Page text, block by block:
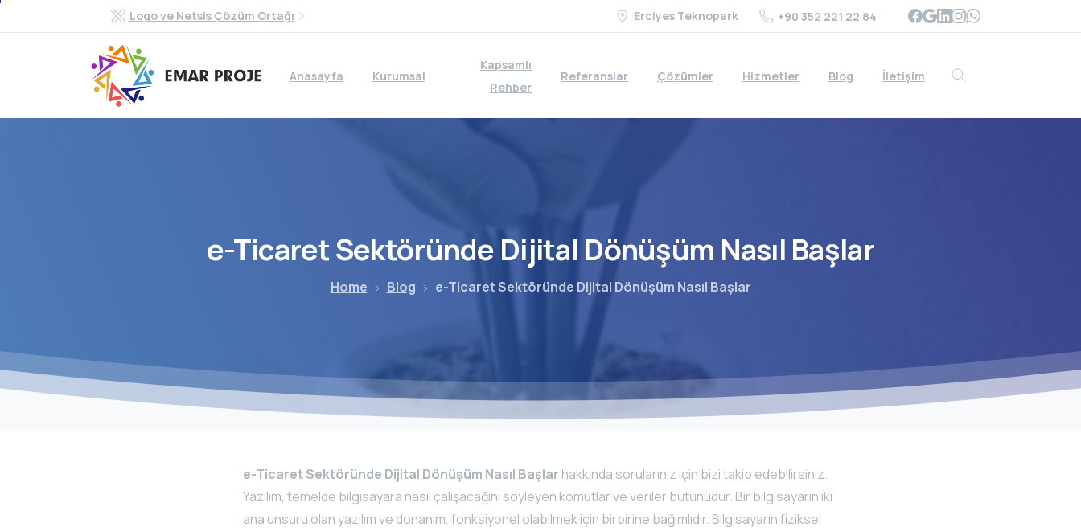
Logo ve Netsis Çözüm Ortağı Erciyes Teknopark +90 352 221 22 84
Anasayfa Kurumsal
Kapsamlı
Rehber
Referanslar Çözümler Hizmetler Blog İletişim
Search
e-TicaretSektöründe Dijital Dönüşüm Nasıl Başlar
Home Blog e-Ticaret Sektöründe Dijital Dönüşüm Nasıl Başlar
e-Ticaret Sektöründe Dijital Dönüşüm Nasıl Başlar hakkında sorularınız için bizi takip edebilirsiniz.
Yazılım, temelde bilgisayara nasıl çalışacağını söyleyen komutlar ve veriler bütünüdür. Bir bilgisayarın iki
ana unsuru olan yazılım ve donanım, fonksiyonel olabilmek için birbirine bağımlıdır. Bilgisayarın fiziksel